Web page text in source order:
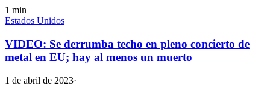
1 min
Estados Unidos
VIDEO: Se derrumba techo en pleno concierto de
metal en EU; hay al menos un muerto
1 de abril de 2023·